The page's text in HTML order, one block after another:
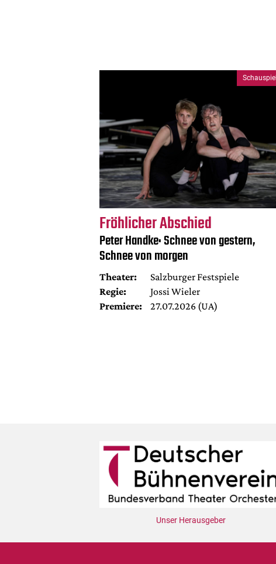
Schauspiel
Fröhlicher Abschied
Peter Handke: Schnee von gestern,
Schnee von morgen
Theater:
Salzburger Festspiele
Regie:
Jossi Wieler
Premiere:
27.07.2026 (UA)
Unser Herausgeber